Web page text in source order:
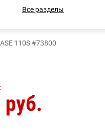
Все разделы
110S #73800